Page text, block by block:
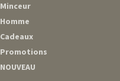
Minceur
Homme
Cadeaux
Promotions
NOUVEAU